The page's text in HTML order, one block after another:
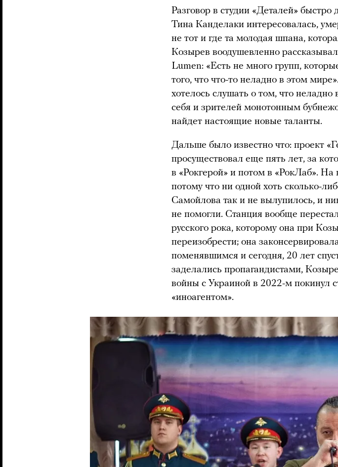
Разговор в студии «Деталей»
Тина Канделаки интересовалась,
не тот и где та молодая шпана,
Козырев воодушевленно
Lumen: «Есть не много групп,
того, что что-то неладно в этом
хотелось слушать о том, что
себя и зрителей монотонным
найдет настоящие новые таланты.
Дальше было известно что: проект
просуществовал еще пять лет, за
в «Рокгерой» и потом в «РокЛаб».
потому что ни одной хоть сколько-
Самойлова так и не вылупилось, и
не помогли. Станция вообще
русского рока, которому она при
переизобрести; она
поменявшимся и сегодня, 20 лет
заделались пропагандистами,
войны с Украиной в 2022-м покинул
«иноагентом».